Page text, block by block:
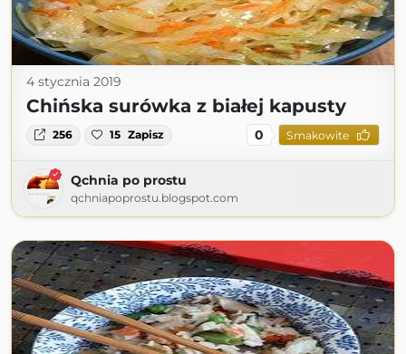
4 stycznia 2019
Chińska surówka z białej kapusty
256 15 Zapisz 0 Smakowite
Qchnia po prostu
qchniapoprostu.blogspot.com